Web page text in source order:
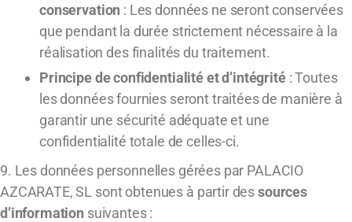
conservation : Les données ne seront conservées
que pendant la durée strictement nécessaire à la
réalisation des finalités du traitement.
Principe de confidentialité et d’intégrité: Toutes
les données fournies seront traitées de manière à
garantir une sécurité adéquate et une
confidentialité totale de celles-ci.
9. Les données personnelles gérées par PALACIO
AZCARATE, SL sont obtenues à partir dessources
d’information suivantes :